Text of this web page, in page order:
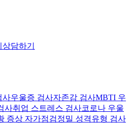
상담하기
사우울증 검사자존감 검사MBTI 우
사취업 스트레스 검사코로나 우울
증상 자가점검정밀 성격유형 검사